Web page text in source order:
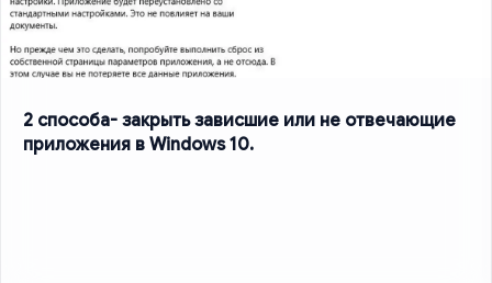
2 способа- закрыть зависшие или не отвечающие
приложения в Windows 10.